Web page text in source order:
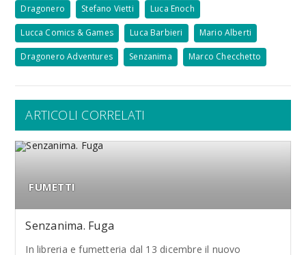
Dragonero Stefano Vietti Luca Enoch
Lucca Comics & Games Luca Barbieri Mario Alberti
Dragonero Adventures Senzanima Marco Checchetto
ARTICOLI CORRELATI
FUMETTI
Senzanima. Fuga
In libreria e fumetteria dal 13 dicembre il nuovo